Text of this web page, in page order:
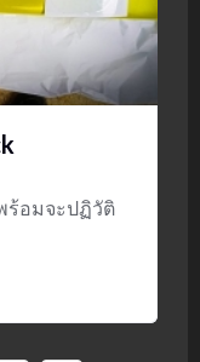
อมจะปฏิวัติ